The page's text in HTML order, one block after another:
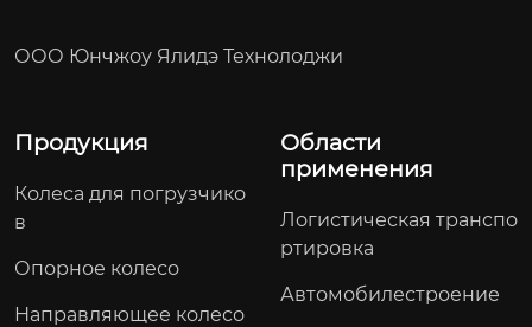
ООО Юнчжоу Ялидэ Технолоджи
Продукция
Колеса для погрузчико
в
Опорное колесо
Направляющее колесо
Области
применения
Логистическая транспо
ртировка
Автомобилестроение